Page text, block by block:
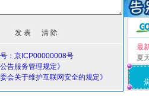
：京ICP00000008号
告服务管理规定》
会关于维护互联网安全的规定》
最
夏